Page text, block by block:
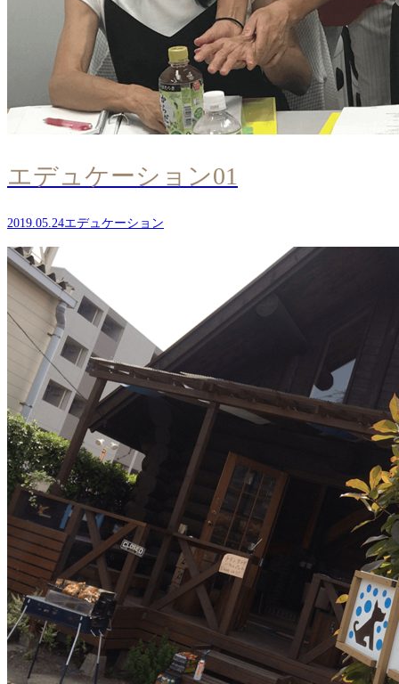
エデュケーション01
2019.05.24エデュケーション